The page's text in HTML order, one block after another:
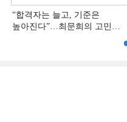
“합격자는 늘고, 기준은
높아진다”…최문희의 고민